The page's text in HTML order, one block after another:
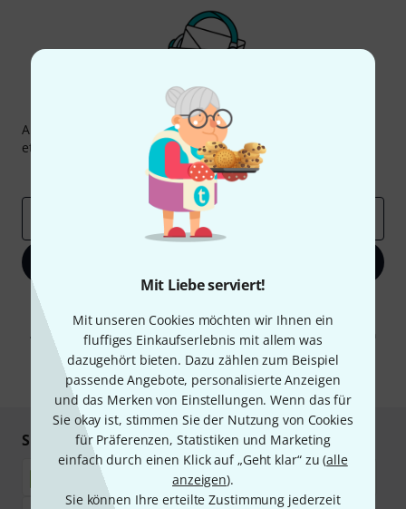
Mit Liebe serviert!
Mit unseren Cookies möchten wir Ihnen ein
fluffiges Einkaufserlebnis mit allem was
dazugehört bieten. Dazu zählen zum Beispiel
passende Angebote, personalisierte Anzeigen
und das Merken von Einstellungen. Wenn das für
Sie okay ist, stimmen Sie der Nutzung von Cookies
für Präferenzen, Statistiken und Marketing
einfach durch einen Klick auf „Geht klar“ zu (alle
anzeigen).
Sie können Ihre erteilte Zustimmung jederzeit
Thomann Newsletter
Abonniere den Thomann Newsletter und gewinne mit
etwas Glück einen von 50 Gutscheinenüber jeweils
Inspirierende Beiträge
Deals
Mit Klick auf „Jetzt anmelden“ stimmen Sie dem Erhalt von E-Mail-
Werbung und einer Messung des E-Mail-Nutzungsverhaltens zu. Die
Abmeldung ist jederzeit möglich. Weitere Informationen finden Sie in
unserenDatenschutzhinweisen.
* Pflichtfeld
Sicher einkaufen & bezahlen